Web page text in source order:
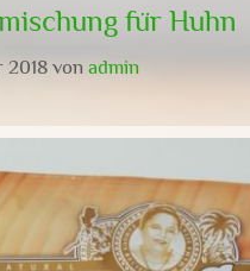
für Huhn
2018 von admin